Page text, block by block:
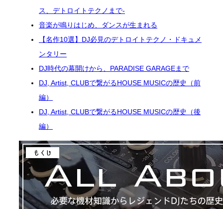
ス、デトロイトテクノまで-
音楽が鳴りはじめ、ダンスが生まれる
【名作10選】DJ必見のデトロイトテクノ・ドキュメ
ンタリー
DJ時代の幕開けから、PARADISE GARAGEまで
DJ, Artist, CLUBで繋がるHOUSE MUSICの歴史（前
編）
DJ, Artist, CLUBで繋がるHOUSE MUSICの歴史（後
編）
関
連
ま
と
め
ペ
ー